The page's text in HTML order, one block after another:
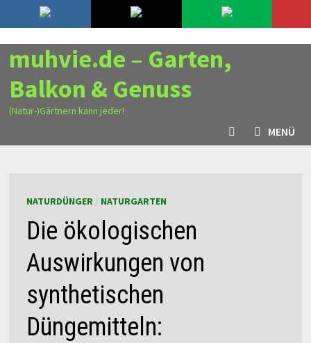
zum
Inhalt
8. August 2026
muhvie.de – Garten,
Balkon & Genuss
(Natur-)Gärtnern kann jeder!
MENÜ
NATURDÜNGER/ NATURGARTEN
Die ökologischen
Auswirkungen von
synthetischen
Düngemitteln: